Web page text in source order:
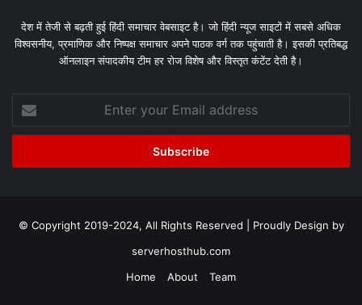
देश में तेजी से बढ़ती हुई हिंदी समाचार वेबसाइट है। जो हिंदी न्यूज साइटों में सबसे अधिक
विश्वसनीय, प्रमाणिक और निष्पक्ष समाचार अपने पाठक वर्ग तक पहुंचाती है। इसकी प्रतिबद्ध
ऑनलाइन संपादकीय टीम हर रोज विशेष और विस्तृत कंटेंट देती है।
your
Email
© Copyright 2019-2024, All Rights Reserved | Proudly Design by
serverhosthub.com
Home
About Team